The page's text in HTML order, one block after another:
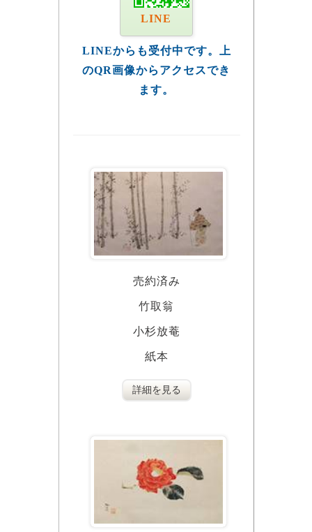
LINE
LINEからも受付中です。上
のQR画像からアクセスでき
ます。
売約済み
竹取翁
小杉放菴
紙本
詳細を見る